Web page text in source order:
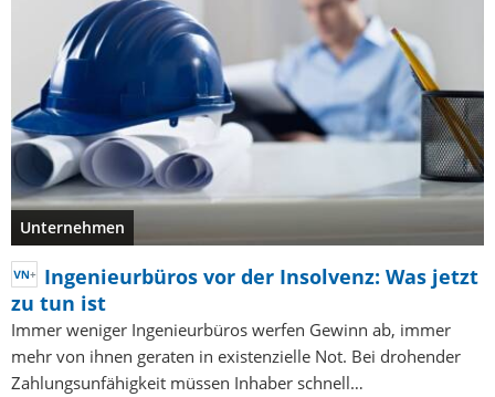
Unternehmen
Ingenieurbüros vor der Insolvenz: Was jetzt
zu tun ist
Immer weniger Ingenieurbüros werfen Gewinn ab, immer
mehr von ihnen geraten in existenzielle Not. Bei drohender
Zahlungsunfähigkeit müssen Inhaber schnell…